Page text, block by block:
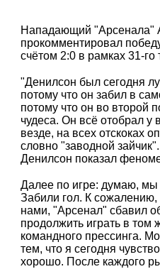
Нападающий "Арсенала"
прокомментировал
счётом 2:0 в рамках 31-
"Денилсон был сегодня
потому что он забил в
потому что он во второй
чудеса. Он всё отобрал у
везде, на всех отскоках
словно "заводной
Денилсон показал
Далее по игре: думаю, мы
Забили гол. К сожалению,
нами, "Арсенал" сбавил
продолжить играть в том
командного прессинга.
тем, что я сегодня
хорошо. После каждого